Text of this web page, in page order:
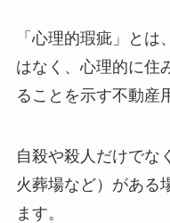
「心理的瑕疵」と
はなく、心理的に住
ることを示す不動産
自殺や殺人だけでな
火葬場など）がある
ます。